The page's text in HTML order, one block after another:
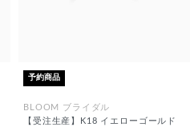
予約商品
BLOOM ブライダル
【受注生産】K18 イエローゴールド